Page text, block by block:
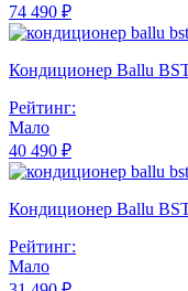
74 490 ₽
Кондиционер Ballu
Рейтинг:
Мало
40 490 ₽
Кондиционер Ballu
Рейтинг:
Мало